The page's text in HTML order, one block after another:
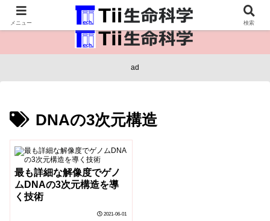
医療保健・生命・生物の情報インフラ。
ad
DNAの3次元構造
最も詳細な解像度でゲノ
ムDNAの3次元構造を導
く技術
2021-06-01
メニュー 検索